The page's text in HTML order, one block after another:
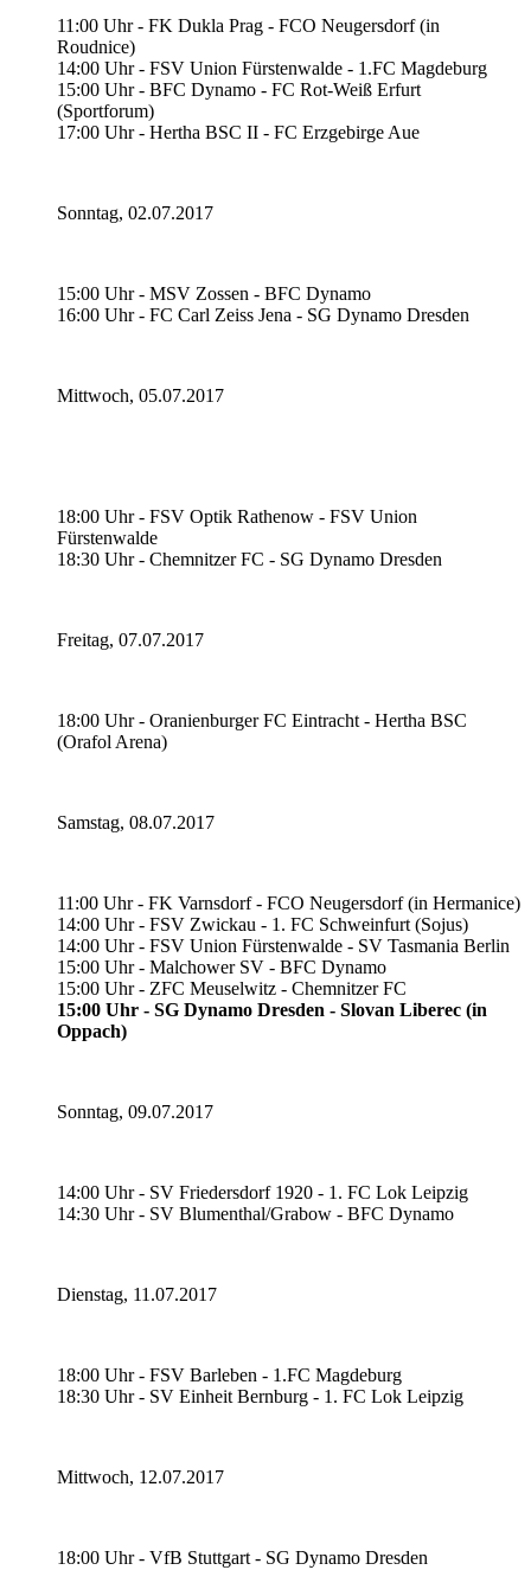
11:00 Uhr - FK Dukla Prag - FCO Neugersdorf (in
Roudnice)
14:00 Uhr - FSV Union Fürstenwalde - 1.FC Magdeburg
15:00 Uhr - BFC Dynamo - FC Rot-Weiß Erfurt
(Sportforum)
17:00 Uhr - Hertha BSC II - FC Erzgebirge Aue
Sonntag, 02.07.2017
15:00 Uhr - MSV Zossen - BFC Dynamo
16:00 Uhr - FC Carl Zeiss Jena - SG Dynamo Dresden
Mittwoch, 05.07.2017
18:00 Uhr - FSV Optik Rathenow - FSV Union
Fürstenwalde
18:30 Uhr - Chemnitzer FC - SG Dynamo Dresden
Freitag, 07.07.2017
18:00 Uhr - Oranienburger FC Eintracht - Hertha BSC
(Orafol Arena)
Samstag, 08.07.2017
11:00 Uhr - FK Varnsdorf - FCO Neugersdorf (in Hermanice)
14:00 Uhr - FSV Zwickau - 1. FC Schweinfurt (Sojus)
14:00 Uhr - FSV Union Fürstenwalde - SV Tasmania Berlin
15:00 Uhr - Malchower SV - BFC Dynamo
15:00 Uhr - ZFC Meuselwitz - Chemnitzer FC
15:00 Uhr - SG Dynamo Dresden - Slovan Liberec (in
Oppach)
Sonntag, 09.07.2017
14:00 Uhr - SV Friedersdorf 1920 - 1. FC Lok Leipzig
14:30 Uhr - SV Blumenthal/Grabow - BFC Dynamo
Dienstag, 11.07.2017
18:00 Uhr - FSV Barleben - 1.FC Magdeburg
18:30 Uhr - SV Einheit Bernburg - 1. FC Lok Leipzig
Mittwoch, 12.07.2017
18:00 Uhr - VfB Stuttgart - SG Dynamo Dresden